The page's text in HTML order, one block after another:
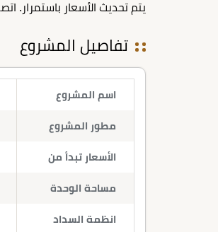
يتم تحديث الأسعار باستمرار.
تفاصيل المشروع
اسم المشروع
مطور المشروع
الأسعار تبدأ من
مساحة الوحدة
انظمة السداد